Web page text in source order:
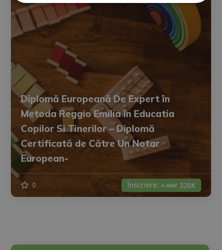
Diplomă Europeană De Expert în
Metoda Reggio Emilia în Educatia
Copilor Si Tinerilor – Diplomă
Certificată de Către Un Notar
European-
0 Înscriere:1.280€ 320€